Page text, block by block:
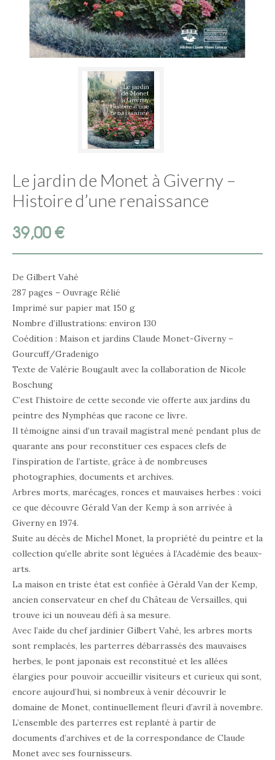
Le jardin de Monet à Giverny –
Histoire d’une renaissance
39,00€
De Gilbert Vahé
287 pages – Ouvrage Rélié
Imprimé sur papier mat 150 g
Nombre d’illustrations: environ 130
Coédition : Maison et jardins Claude Monet-Giverny –
Gourcuff/Gradenigo
Texte de Valérie Bougault avec la collaboration de Nicole
Boschung
C’est l’histoire de cette seconde vie offerte aux jardins du
peintre des Nymphéas que racone ce livre.
Il témoigne ainsi d’un travail magistral mené pendant plus de
quarante ans pour reconstituer ces espaces clefs de
l’inspiration de l’artiste, grâce à de nombreuses
photographies, documents et archives.
Arbres morts, marécages, ronces et mauvaises herbes : voici
ce que découvre Gérald Van der Kemp à son arrivée à
Giverny en 1974.
Suite au décès de Michel Monet, la propriété du peintre et la
collection qu’elle abrite sont léguées à l’Académie des beaux-
arts.
La maison en triste état est confiée à Gérald Van der Kemp,
ancien conservateur en chef du Château de Versailles, qui
trouve ici un nouveau défi à sa mesure.
Avec l’aide du chef jardinier Gilbert Vahé, les arbres morts
sont remplacés, les parterres débarrassés des mauvaises
herbes, le pont japonais est reconstitué et les allées
élargies pour pouvoir accueillir visiteurs et curieux qui sont,
encore aujourd’hui, si nombreux à venir découvrir le
domaine de Monet, continuellement fleuri d’avril à novembre.
L’ensemble des parterres est replanté à partir de
documents d’archives et de la correspondance de Claude
Monet avec ses fournisseurs.